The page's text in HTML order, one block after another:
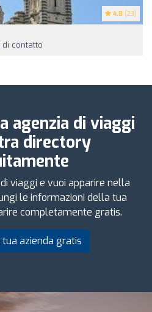
4.8 (23)
contatto
agenzia di viaggi
directory
viaggi e vuoi apparire nella
le informazioni della tua
completamente gratis.
azienda gratis